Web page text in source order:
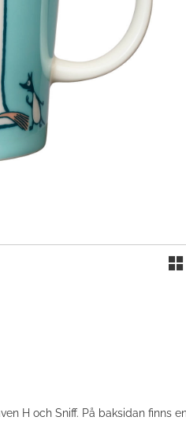
H och Sniff. På baksidan finns